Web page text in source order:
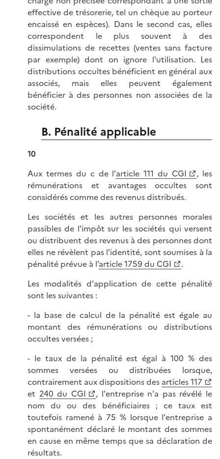
effective de trésorerie, tel un chèque au porteur
encaissé en espèces). Dans le second cas, elles
correspondent le plus souvent à des
dissimulations de recettes (ventes sans facture
par exemple) dont on ignore l'utilisation. Les
distributions occultes bénéficient en général aux
associés, mais elles peuvent également
bénéficier à des personnes non associées de la
société.
B. Pénalité applicable
10
Aux termes du c de l'article 111 du CGI
, les
rémunérations et avantages occultes sont
considérés comme des revenus distribués.
Les sociétés et les autres personnes morales
passibles de l'impôt sur les sociétés qui versent
ou distribuent des revenus à des personnes dont
elles ne révèlent pas l'identité, sont soumises à la
pénalité prévue à l’article 1759 du CGI
.
Les modalités d'application de cette pénalité
sont les suivantes :
- la base de calcul de la pénalité est égale au
montant des rémunérations ou distributions
occultes versées ;
- le taux de la pénalité est égal à 100 % des
sommes versées ou distribuées lorsque,
contrairement aux dispositions des articles 117
et 240 du CGI
, l'entreprise n'a pas révélé le
nom du ou des bénéficiaires ; ce taux est
toutefois ramené à 75 % lorsque l'entreprise a
spontanément déclaré le montant des sommes
en cause en même temps que sa déclaration de
résultats.